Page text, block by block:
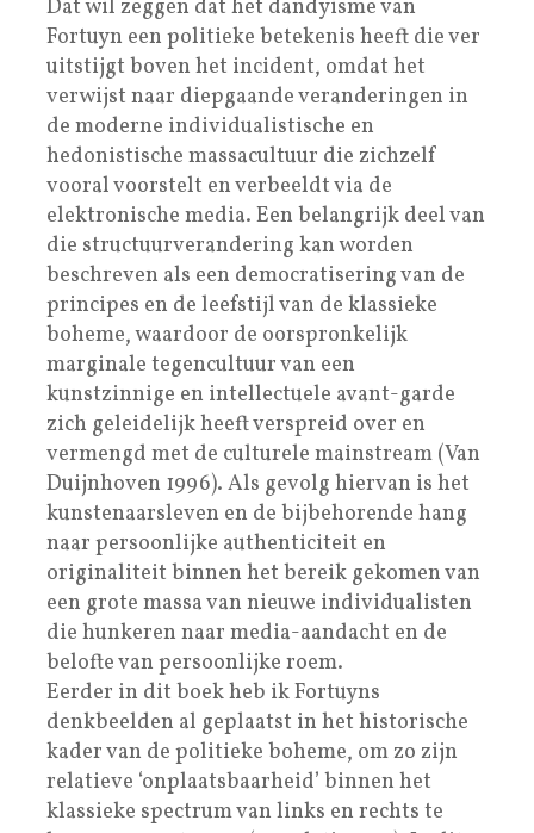
Dat wil zeggen dat het dandyisme van
Fortuyn een politieke betekenis heeft die ver
uitstijgt boven het incident, omdat het
verwijst naar diepgaande veranderingen in
de moderne individualistische en
hedonistische massacultuur die zichzelf
vooral voorstelt en verbeeldt via de
elektronische media. Een belangrijk deel van
die structuurverandering kan worden
beschreven als een democratisering van de
principes en de leefstijl van de klassieke
boheme, waardoor de oorspronkelijk
marginale tegencultuur van een
kunstzinnige en intellectuele avant-garde
zich geleidelijk heeft verspreid over en
vermengd met de culturele mainstream (Van
Duijnhoven 1996). Als gevolg hiervan is het
kunstenaarsleven en de bijbehorende hang
naar persoonlijke authenticiteit en
originaliteit binnen het bereik gekomen van
een grote massa van nieuwe individualisten
die hunkeren naar media-aandacht en de
belofte van persoonlijke roem.
Eerder in dit boek heb ik Fortuyns
denkbeelden al geplaatst in het historische
kader van de politieke boheme, om zo zijn
relatieve ‘onplaatsbaarheid’ binnen het
klassieke spectrum van links en rechts te